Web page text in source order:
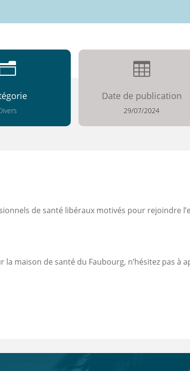

Date de publication
29/07/2024
de santé libéraux motivés pour rejoindre
maison de santé du Faubourg, n’hésitez pas à